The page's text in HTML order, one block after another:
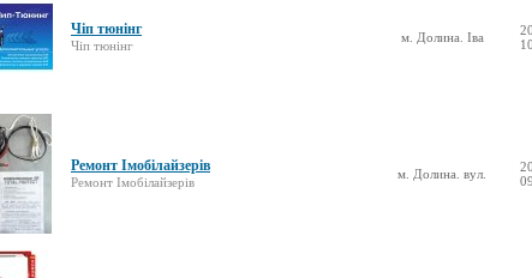
Чіп тюнінг
Чіп тюнінг
м. Долина. Іва
Ремонт Імобілайзерів
Ремонт Імобілайзерів
м. Долина. вул.